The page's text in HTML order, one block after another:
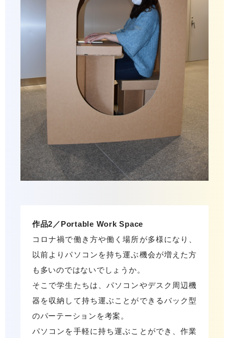
作品2／Portable Work Space
コロナ禍で働き方や働く場所が多様になり、
以前よりパソコンを持ち運ぶ機会が増えた方
も多いのではないでしょうか。
そこで学生たちは、パソコンやデスク周辺機
器を収納して持ち運ぶことができるバック型
のパーテーションを考案。
パソコンを手軽に持ち運ぶことができ、作業